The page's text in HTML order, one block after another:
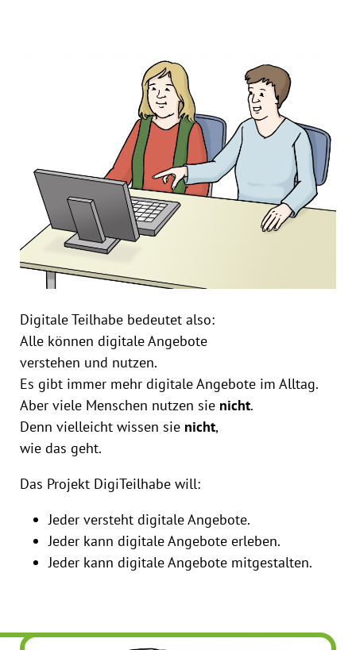
Digitale Teilhabe bedeutet also:
Alle können digitale Angebote
verstehen und nutzen.
Es gibt immer mehr digitale Angebote im Alltag.
Aber viele Menschen nutzen sie nicht.
Denn vielleicht wissen sie nicht,
wie das geht.
Das Projekt DigiTeilhabe will:
Jeder versteht digitale Angebote.
Jeder kann digitale Angebote erleben.
Jeder kann digitale Angebote mitgestalten.